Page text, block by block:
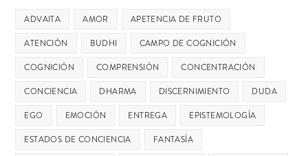
ADVAITA AMOR
APETENCIA DE FRUTO
ATENCIÓN
BUDHI
CAMPO DE COGNICIÓN
COGNICIÓN
COMPRENSIÓN
CONCENTRACIÓN
CONCIENCIA
DHARMA DISCERNIMIENTO
DUDA
EGO
EMOCIÓN ENTREGA
EPISTEMOLOGÍA
ESTADOS DE CONCIENCIA
FANTASÍA